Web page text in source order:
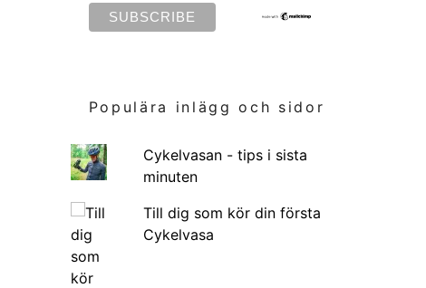
Populära inlägg och sidor
Cykelvasan - tips i sista
minuten
Till dig som kör din första
Cykelvasa